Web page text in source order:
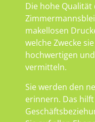
Die hohe
makellosen
welche Zwecke
hochwertigen
vermitteln.
Sie werden den
erinnern. Das